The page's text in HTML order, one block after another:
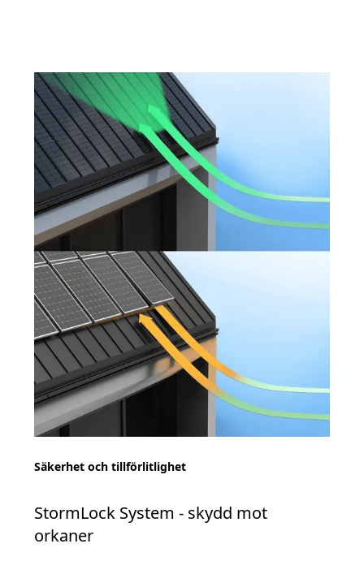
Säkerhet och tillförlitlighet
StormLock System - skydd mot
orkaner